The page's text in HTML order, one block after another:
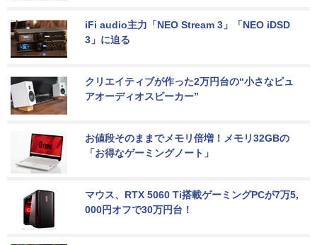
iFi audio主力「NEO Stream 3」「NEO iDSD
3」に迫る
クリエイティブが作った2万円台の“小さなピュ
アオーディオスピーカー”
お値段そのままでメモリ倍増！メモリ32GBの
「お得なゲーミングノート」
マウス、RTX 5060 Ti搭載ゲーミングPCが7万5,
000円オフで30万円台！